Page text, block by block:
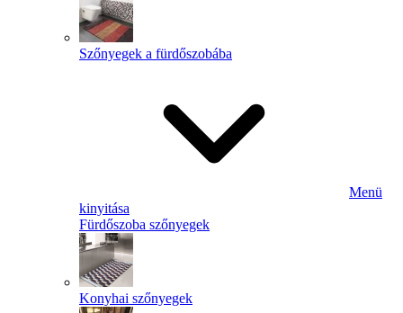
Szőnyegek a fürdőszobába
Menü
kinyitása
Fürdőszoba szőnyegek
Konyhai szőnyegek